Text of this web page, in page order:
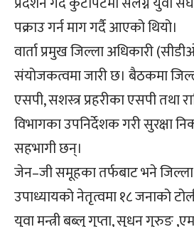
पक्राउ गर्न माग गर्दै आएको थियो।
वार्ता प्रमुख जिल्ला अधिकारी
संयोजकत्वमा जारी छ। बैठकमा
एसपी, सशस्त्र प्रहरीका एसपी तथा
विभागका उपनिर्देशक गरी सुरक्षा
सहभागी छन्।
जेन–जी समूहका तर्फबाट भने
उपाध्यायको नेतृत्वमा १८ जनाको
युवा मन्त्री बब्लु गुप्ता, सुधन गुरुङ